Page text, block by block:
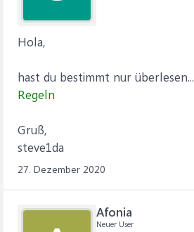
Hola,
hast du bestimmt nur überlesen...
Regeln
Gruß,
steve1da
27. Dezember 2020
Afonia
Neuer User